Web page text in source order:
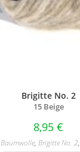
Brigitte No. 2
15 Beige
8,95 €
Baumwolle, Brigitte No. 2,